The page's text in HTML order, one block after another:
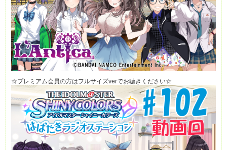
☆プレミアム会員の方はフルサイズverでお聴きください☆